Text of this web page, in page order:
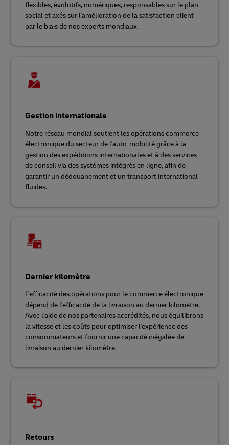
flexibles, évolutifs, numériques, responsables sur le plan
social et axés sur l'amélioration de la satisfaction client
par le biais de nos experts mondiaux.
Gestion internationale
Notre réseau mondial soutient les opérations commerce
électronique du secteur de l'auto-mobilité grâce à la
gestion des expéditions internationales et à des services
de conseil via des systèmes intégrés en ligne, afin de
garantir un dédouanement et un transport international
fluides.
Dernier kilomètre
L'efficacité des opérations pour le commerce électronique
dépend de l'efficacité de la livraison au dernier kilomètre.
Avec l'aide de nos partenaires accrédités, nous équilibrons
la vitesse et les coûts pour optimiser l'expérience des
consommateurs et fournir une capacité inégalée de
livraison au dernier kilomètre.
Retours